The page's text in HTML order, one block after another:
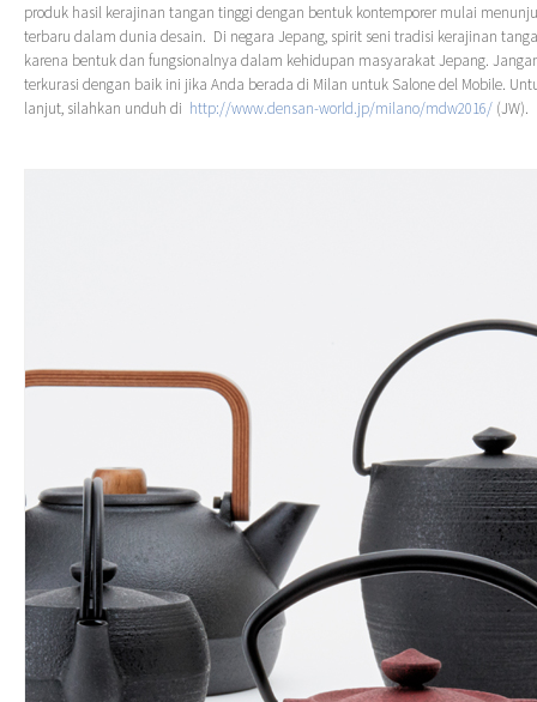
produk hasil kerajinan tangan tinggi dengan bentuk kontemporer mulai
terbaru dalam dunia desain. Di negara Jepang, spirit seni tradisi kerajinan
karena bentuk dan fungsionalnya dalam kehidupan masyarakat Jepang.
terkurasi dengan baik ini jika Anda berada di Milan untuk Salone del Mobile.
lanjut, silahkan unduh di http://www.densan-world.jp/milano/mdw2016/ (JW).